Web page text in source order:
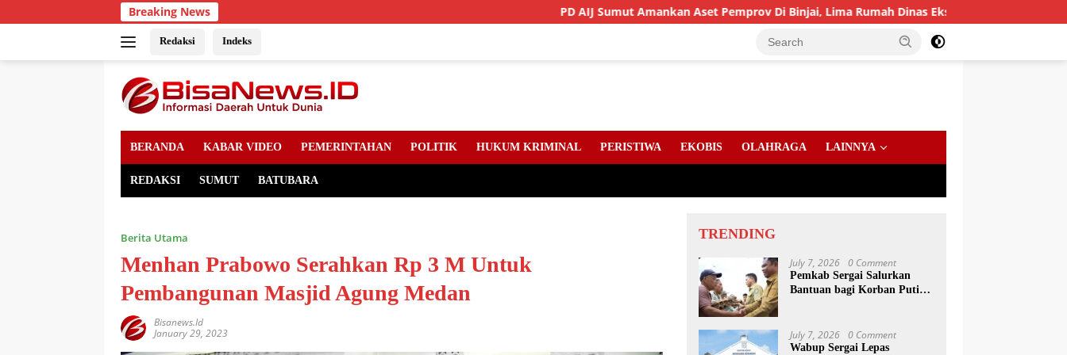
to
Breaking News PD AIJ Sumut Amankan Aset Pemprov Di Binjai, Lima Rumah Dinas Eks Bioskop Ria Dibongkar
Redaksi Indeks
BERANDA KABAR VIDEO PEMERINTAHAN POLITIK HUKUM KRIMINAL PERISTIWA EKOBIS OLAHRAGA LAINNYA
REDAKSI SUMUT BATUBARA
Berita Utama
Menhan Prabowo Serahkan Rp 3 M Untuk
Pembangunan Masjid Agung Medan
Bisanews.id
January 29, 2023
TRENDING
July 7, 2026 0 Comment
Pemkab Sergai Salurkan
Bantuan bagi Korban Puting
July 7, 2026 0 Comment
Wabup Sergai Lepas